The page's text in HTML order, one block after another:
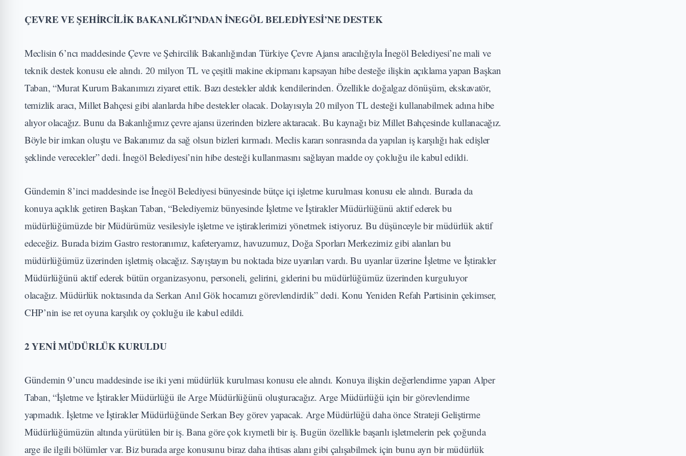
ÇEVRE VE ŞEHİRCİLİK BAKANLIĞI’NDAN İNEGÖL BELEDİYESİ’NE DESTEK
Meclisin 6’ncı maddesinde Çevre ve Şehircilik Bakanlığından Türkiye Çevre Ajansı aracılığıyla İnegöl Belediyesi’ne mali ve
teknik destek konusu ele alındı. 20 milyon TL ve çeşitli makine ekipmanı kapsayan hibe desteğe ilişkin açıklama yapan Başkan
Taban, “Murat Kurum Bakanımızı ziyaret ettik. Bazı destekler aldık kendilerinden. Özellikle doğalgaz dönüşüm, ekskavatör,
temizlik aracı, Millet Bahçesi gibi alanlarda hibe destekler olacak. Dolayısıyla 20 milyon TL desteği kullanabilmek adına hibe
alıyor olacağız. Bunu da Bakanlığımız çevre ajansı üzerinden bizlere aktaracak. Bu kaynağı biz Millet Bahçesinde kullanacağız.
Böyle bir imkan oluştu ve Bakanımız da sağ olsun bizleri kırmadı. Meclis kararı sonrasında da yapılan iş karşılığı hak edişler
şeklinde verecekler” dedi. İnegöl Belediyesi’nin hibe desteği kullanmasını sağlayan madde oy çokluğu ile kabul edildi.
Gündemin 8’inci maddesinde ise İnegöl Belediyesi bünyesinde bütçe içi işletme kurulması konusu ele alındı. Burada da
konuya açıklık getiren Başkan Taban, “Belediyemiz bünyesinde İşletme ve İştirakler Müdürlüğünü aktif ederek bu
müdürlüğümüzde bir Müdürümüz vesilesiyle işletme ve iştiraklerimizi yönetmek istiyoruz. Bu düşünceyle bir müdürlük aktif
edeceğiz. Burada bizim Gastro restoranımız, kafeteryamız, havuzumuz, Doğa Sporları Merkezimiz gibi alanları bu
müdürlüğümüz üzerinden işletmiş olacağız. Sayıştayın bu noktada bize uyarıları vardı. Bu uyarılar üzerine İşletme ve İştirakler
Müdürlüğünü aktif ederek bütün organizasyonu, personeli, gelirini, giderini bu müdürlüğümüz üzerinden kurguluyor
olacağız. Müdürlük noktasında da Serkan Anıl Gök hocamızı görevlendirdik” dedi. Konu Yeniden Refah Partisinin çekimser,
CHP’nin ise ret oyuna karşılık oy çokluğu ile kabul edildi.
2 YENİ MÜDÜRLÜK KURULDU
Gündemin 9’uncu maddesinde ise iki yeni müdürlük kurulması konusu ele alındı. Konuya ilişkin değerlendirme yapan Alper
Taban, “İşletme ve İştirakler Müdürlüğü ile Arge Müdürlüğünü oluşturacağız. Arge Müdürlüğü için bir görevlendirme
yapmadık. İşletme ve İştirakler Müdürlüğünde Serkan Bey görev yapacak. Arge Müdürlüğü daha önce Strateji Geliştirme
Müdürlüğümüzün altında yürütülen bir iş. Bana göre çok kıymetli bir iş. Bugün özellikle başarılı işletmelerin pek çoğunda
arge ile ilgili bölümler var. Biz burada arge konusunu biraz daha ihtisas alanı gibi çalışabilmek için bunu ayrı bir müdürlük